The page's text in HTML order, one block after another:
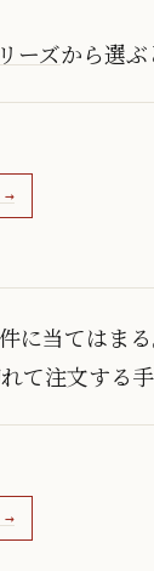
ーズから選ぶ
→
に当てはま
て注文する手
→